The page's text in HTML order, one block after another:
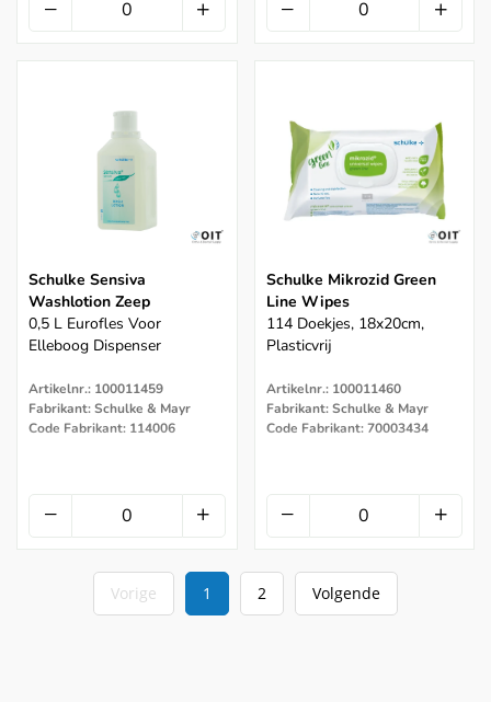
Schulke Sensiva
Washlotion Zeep
0,5 L Eurofles Voor
Elleboog Dispenser
Artikelnr.: 100011459
Fabrikant: Schulke & Mayr
Code Fabrikant: 114006
Schulke Mikrozid Green
Line Wipes
114 Doekjes, 18x20cm,
Plasticvrij
Artikelnr.: 100011460
Fabrikant: Schulke & Mayr
Code Fabrikant: 70003434
Vorige 1 2 Volgende